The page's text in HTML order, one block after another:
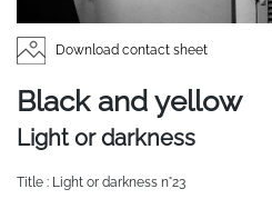
Download contact sheet
Black and yellow
Light or darkness
Title : Light or darkness n°23